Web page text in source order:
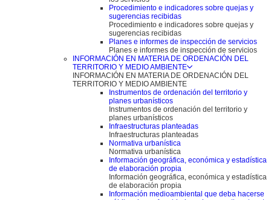
Procedimiento e indicadores sobre quejas y
sugerencias recibidas
Procedimiento e indicadores sobre quejas y
sugerencias recibidas
Planes e informes de inspección de servicios
Planes e informes de inspección de servicios
INFORMACIÓN EN MATERIA DE ORDENACIÓN DEL
TERRITORIO Y MEDIO AMBIENTE
INFORMACIÓN EN MATERIA DE ORDENACIÓN DEL
TERRITORIO Y MEDIO AMBIENTE
Instrumentos de ordenación del territorio y
planes urbanísticos
Instrumentos de ordenación del territorio y
planes urbanísticos
Infraestructuras planteadas
Infraestructuras planteadas
Normativa urbanística
Normativa urbanística
Información geográfica, económica y estadística
de elaboración propia
Información geográfica, económica y estadística
de elaboración propia
Información medioambiental que deba hacerse